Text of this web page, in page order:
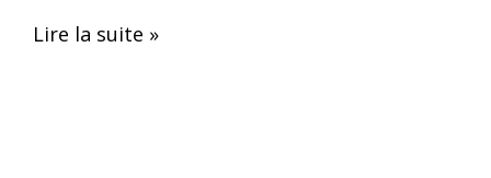
Lire la suite »